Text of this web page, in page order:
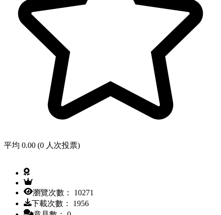
平均 0.00 (0 人次投票)
瀏覽次數： 10271
下載次數： 1956